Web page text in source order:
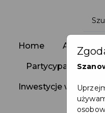
Home
Partycypacja
Inwestycje w